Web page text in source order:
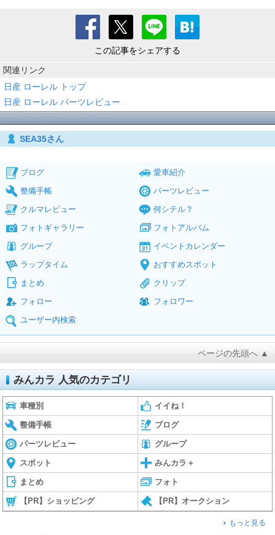
この記事をシェアする
関連リンク
日産 ローレル トップ
日産 ローレル パーツレビュー
SEA35さん
ブログ
愛車紹介
整備手帳
パーツレビュー
クルマレビュー
何シテル？
フォトギャラリー
フォトアルバム
グループ
イベントカレンダー
ラップタイム
おすすめスポット
まとめ
クリップ
フォロー
フォロワー
ユーザー内検索
ページの先頭へ ▲
みんカラ 人気のカテゴリ
車種別 イイね！
整備手帳 ブログ
パーツレビュー グループ
スポット みんカラ＋
まとめ フォト
【PR】ショッピング 【PR】オークション
もっと見る